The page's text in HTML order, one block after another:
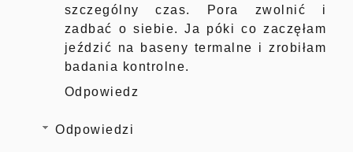
szczególny czas. Pora zwolnić i
zadbać o siebie. Ja póki co zaczęłam
jeździć na baseny termalne i zrobiłam
badania kontrolne.
Odpowiedz
Odpowiedzi